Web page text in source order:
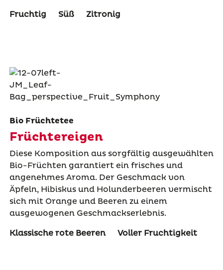
Fruchtig
Süß Zitronig
Bio Früchtetee
Früchtereigen
Diese Komposition aus sorgfältig ausgewählten
Bio-Früchten garantiert ein frisches und
angenehmes Aroma. Der Geschmack von
Äpfeln, Hibiskus und Holunderbeeren vermischt
sich mit Orange und Beeren zu einem
ausgewogenen Geschmackserlebnis.
Klassische rote Beeren
Voller Fruchtigkeit